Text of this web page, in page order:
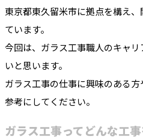
東京都東久留米市に拠点を構え
ています。
今回は、ガラス工事職人のキャ
いと思います。
ガラス工事の仕事に興味のある
参考にしてください。
ガラス工事ってどんな工